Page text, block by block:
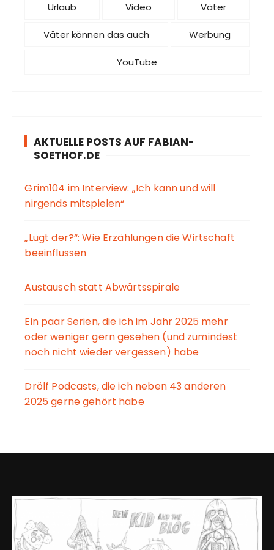
Urlaub Video Väter
Väter können das auch Werbung
YouTube
AKTUELLE POSTS AUF FABIAN-
SOETHOF.DE
Grim104 im Interview: „Ich kann und will
nirgends mitspielen“
„Lügt der?“: Wie Erzählungen die Wirtschaft
beeinflussen
Austausch statt Abwärtsspirale
Ein paar Serien, die ich im Jahr 2025 mehr
oder weniger gern gesehen (und zumindest
noch nicht wieder vergessen) habe
Drölf Podcasts, die ich neben 43 anderen
2025 gerne gehört habe